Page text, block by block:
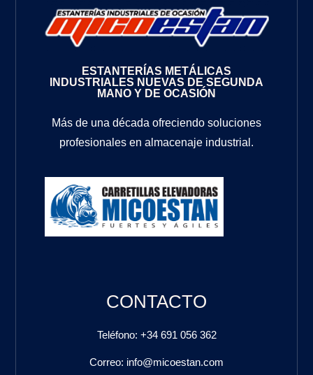
ESTANTERÍAS METÁLICAS
INDUSTRIALES NUEVAS DE SEGUNDA
MANO Y DE OCASIÓN
Más de una década ofreciendo soluciones
profesionales en almacenaje industrial.
CONTACTO
Teléfono: +34 691 056 362
Correo: info@micoestan.com